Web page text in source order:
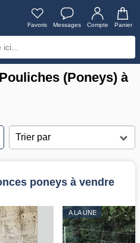
Favoris Messages Compte Panier
(Poneys) à
poneys à vendre
A LA UNE